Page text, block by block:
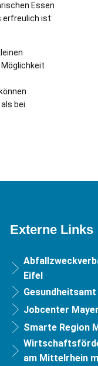
Essen
erfreulich ist:
bei
Externe Links
Eifel
Jobcenter
Smarte Region
am Mittelrhein